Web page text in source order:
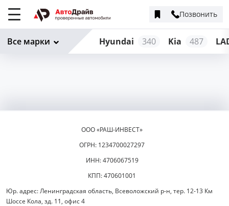
Позвонить
Hyundai 340 Kia 487
Все марки
ООО «РАШ-ИНВЕСТ»
ОГРН: 1234700027297
ИНН: 4706067519
КПП: 470601001
Юр. адрес: Ленинградская область, Всеволожский р-н, тер. 12-13 Км
Шоссе Кола, зд. 11, офис 4